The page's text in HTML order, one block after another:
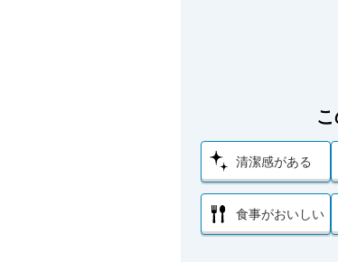
清潔感がある
食事がおいしい